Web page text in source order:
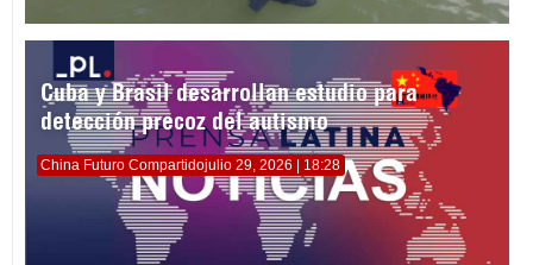
Cuba y Brasil desarrollan estudio para
detección precoz del autismo
China Futuro Compartidojulio 29, 2026 | 18:28